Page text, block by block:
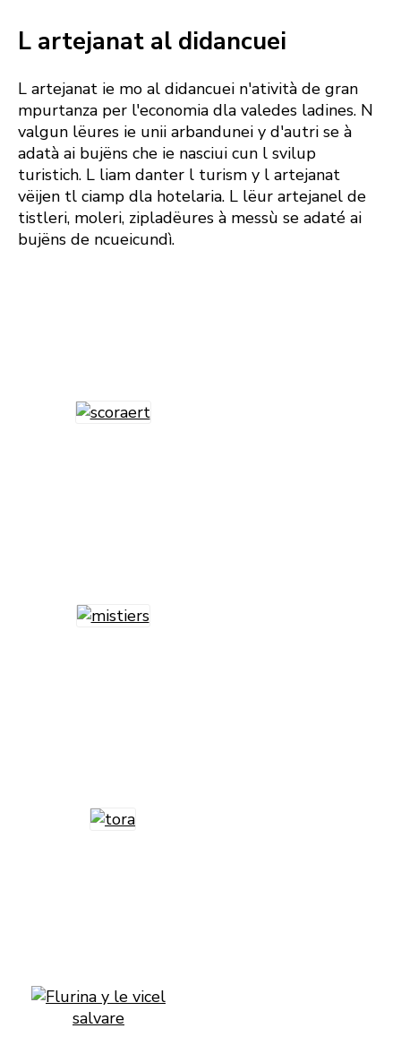
L artejanat al didancuei
L artejanat ie mo al didancuei n'atività de gran
mpurtanza per l'economia dla valedes ladines. N
valgun lëures ie unii arbandunei y d'autri se à
adatà ai bujëns che ie nasciui cun l svilup
turistich. L liam danter l turism y l artejanat
vëijen tl ciamp dla hotelaria. L lëur artejanel de
tistleri, moleri, zipladëures à messù se adaté ai
bujëns de ncueicundì.